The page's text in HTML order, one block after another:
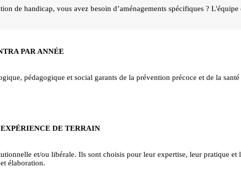
de handicap, vous avez besoin d’aménagements spécifiques ?
PAR ANNÉE
pédagogique et social garants de la prévention précoce et de la
DE TERRAIN
et/ou libérale. Ils sont choisis pour leur expertise, leur pratique
élaboration.